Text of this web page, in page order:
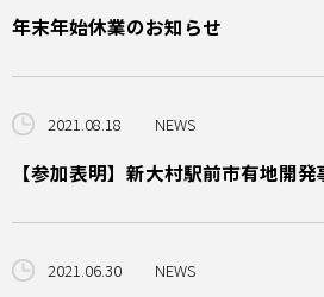
年末年始休業のお知らせ
2021.08.18 NEWS
【参加表明】新大村駅前市有地開
2021.06.30 NEWS